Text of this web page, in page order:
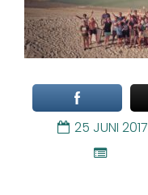
25 JUNI 2017